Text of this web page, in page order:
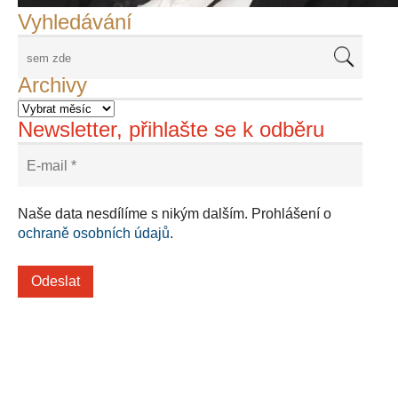
Vyhledávání
Archivy
Newsletter, přihlašte se k odběru
Naše data nesdílíme s nikým dalším. Prohlášení o
ochraně osobních údajů.